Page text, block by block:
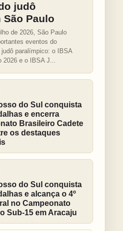
judô
Paulo
de 2026, São Paulo
eventos do
paralímpico: o IBSA
2026 e o IBSA J...
do Sul conquista
e encerra
Brasileiro Cadete
os destaques
do Sul conquista
e alcança o 4º
no Campeonato
Sub-15 em Aracaju